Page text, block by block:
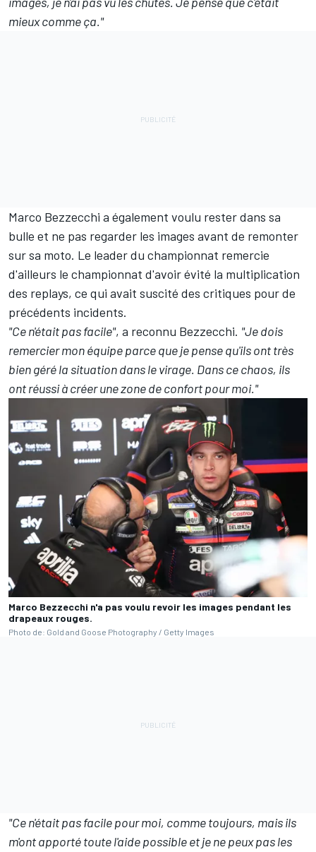
mieux comme ça."
Marco Bezzecchi a également voulu rester dans sa
bulle et ne pas regarder les images avant de remonter
sur sa moto. Le leader du championnat remercie
d'ailleurs le championnat d'avoir évité la multiplication
des replays, ce qui avait suscité des critiques pour de
précédents incidents.
"Ce n'était pas facile", a reconnu Bezzecchi. "Je dois
remercier mon équipe parce que je pense qu'ils ont très
bien géré la situation dans le virage. Dans ce chaos, ils
ont réussi à créer une zone de confort pour moi."
Marco Bezzecchi n'a pas voulu revoir les images pendant les
drapeaux rouges.
Photo de: Gold and Goose Photography / Getty Images
"Ce n'était pas facile pour moi, comme toujours, mais ils
m'ont apporté toute l'aide possible et je ne peux pas les